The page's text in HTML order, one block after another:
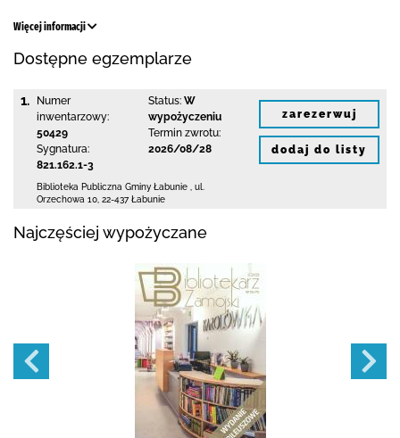
Więcej informacji
Dostępne egzemplarze
1.
Numer
inwentarzowy:
50429
Sygnatura:
821.162.1-3
Status: W
wypożyczeniu
Termin zwrotu:
2026/08/28
Biblioteka Publiczna Gminy Łabunie
ul.
Orzechowa 10 22-437 Łabunie
zarezerwuj
dodaj do listy
Najczęściej wypożyczane